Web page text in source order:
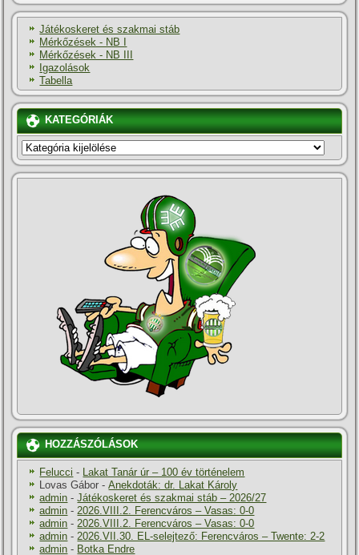
Játékoskeret és szakmai stáb
Mérkőzések - NB I
Mérkőzések - NB III
Igazolások
Tabella
KATEGÓRIÁK
KATEGÓRIÁK
HOZZÁSZÓLÁSOK
Felucci - Lakat Tanár úr – 100 év történelem
Lovas Gábor -Anekdoták: dr. Lakat Károly
admin -Játékoskeret és szakmai stáb – 2026/27
admin - 2026.VIII.2. Ferencváros – Vasas: 0-0
admin - 2026.VIII.2. Ferencváros – Vasas: 0-0
admin - 2026.VII.30. EL-selejtező: Ferencváros – Twente: 2-2
admin - Botka Endre